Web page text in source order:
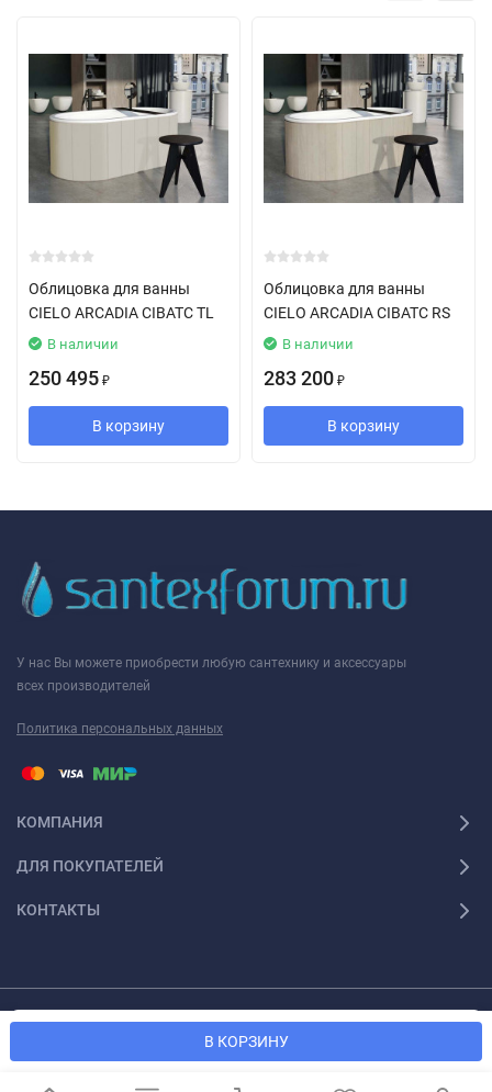
В КОРЗИНУ
Облицовка для ванны
CIELO ARCADIA CIBATC TL
В наличии
250 495 ₽
В корзину
Облицовка для ванны
CIELO ARCADIA CIBATC RS
В наличии
283 200 ₽
В корзину
У нас Вы можете приобрести любую сантехнику и аксессуары
всех производителей
Политика персональных данных
КОМПАНИЯ
ДЛЯ ПОКУПАТЕЛЕЙ
КОНТАКТЫ